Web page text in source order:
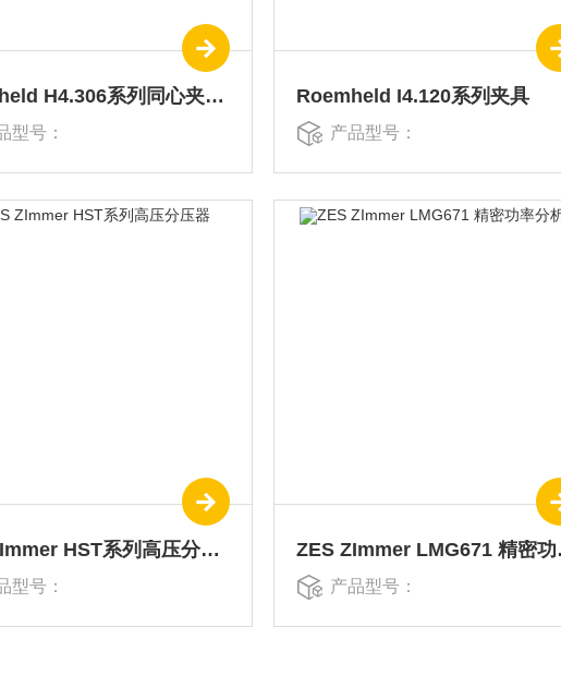
Roemheld H4.306系列同心夹紧元件
型号：
Roemheld I4.120系列夹具
产品型号：
ZES ZImmer HST系列高压分压器
型号： 产品型号：